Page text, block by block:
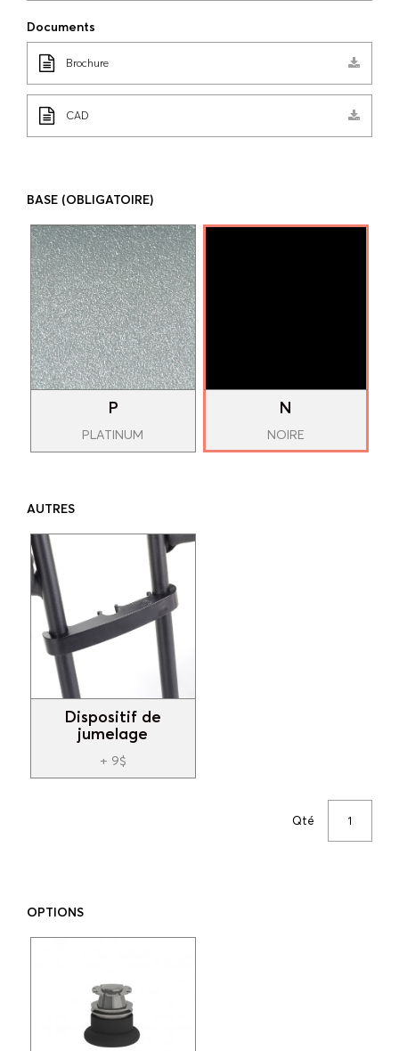
Documents
Brochure
CAD
BASE (OBLIGATOIRE)
P
PLATINUM
N
NOIRE
AUTRES
Dispositif de
jumelage
+ 9$
Qté
OPTIONS